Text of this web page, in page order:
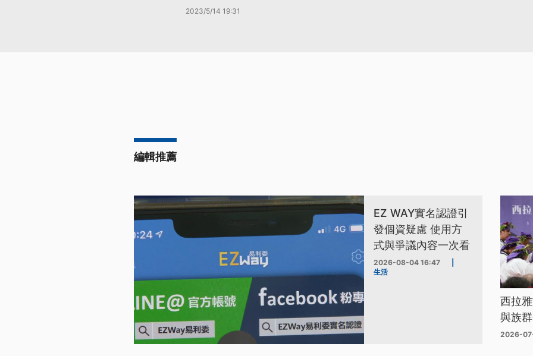
2023/5/14 19:31
編輯推薦
EZ WAY實名認證引
發個資疑慮 使用方
式與爭議內容一次看
2026-08-04 16:47
生活
西拉
與族
2026-